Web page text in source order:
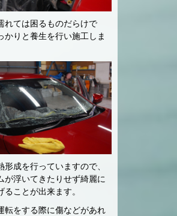
れては困るものだらけで
かりと養生を行い施工しま
形成を行っていますので、
が浮いてきたりせず綺麗に
ることが出来ます。
転をする際に傷などがあれ